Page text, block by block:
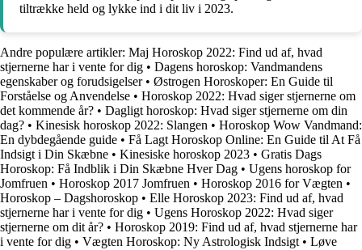
tiltrække held og lykke ind i dit liv i 2023.
Andre populære artikler: Maj Horoskop 2022: Find ud af, hvad
stjernerne har i vente for dig • Dagens horoskop: Vandmandens
egenskaber og forudsigelser• Østrogen Horoskoper: En Guide til
Forståelse og Anvendelse • Horoskop 2022: Hvad siger stjernerne om
det kommende år? • Dagligt horoskop: Hvad siger stjernerne om din
dag? • Kinesisk horoskop 2022: Slangen • Horoskop Wow Vandmand:
En dybdegående guide • Få Lagt Horoskop Online: En Guide til At Få
Indsigt i Din Skæbne • Kinesiske horoskop 2023 • Gratis Dags
Horoskop: Få Indblik i Din Skæbne Hver Dag • Ugens horoskop for
Jomfruen • Horoskop 2017 Jomfruen • Horoskop 2016 for Vægten •
Horoskop – Dagshoroskop • Elle Horoskop 2023: Find ud af, hvad
stjernerne har i vente for dig • Ugens Horoskop 2022: Hvad siger
stjernerne om dit år? • Horoskop 2019: Find ud af, hvad stjernerne har
i vente for dig • Vægten Horoskop: Ny Astrologisk Indsigt • Løve